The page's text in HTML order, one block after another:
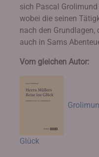
sich Pascal
wobei die seinen
nach den
auch in Sams
Vom gleichen Autor:
Glück